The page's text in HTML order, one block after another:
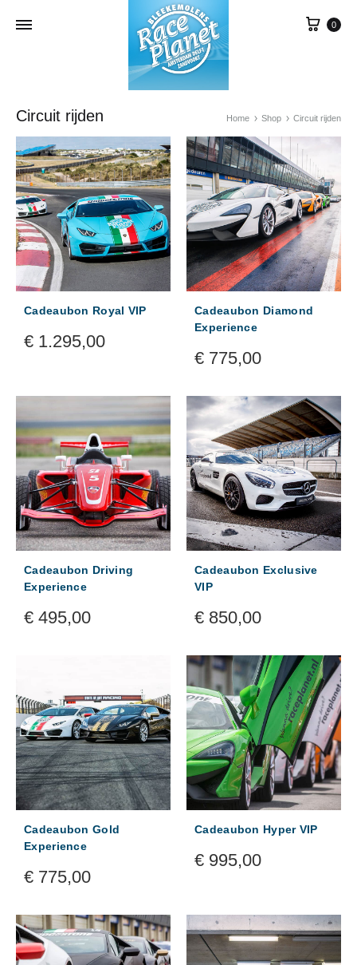
0
Circuit rijden Home Shop Circuit rijden
Cadeaubon Royal VIP
€ 1.295,00
Cadeaubon Diamond
Experience
€ 775,00
Cadeaubon Driving
Experience
€ 495,00
Cadeaubon Exclusive
VIP
€ 850,00
Cadeaubon Gold
Experience
€ 775,00
Cadeaubon Hyper VIP
€ 995,00